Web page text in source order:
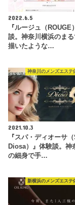
2022.6.5
『ルージュ（ROUGE
談。神奈川横浜のま
描いたような…
神奈川のメンズエステ
2021.10.3
『スパ・ディオーサ
Diosa）』体験談。神
の細身で手…
新横浜のメンズエステ